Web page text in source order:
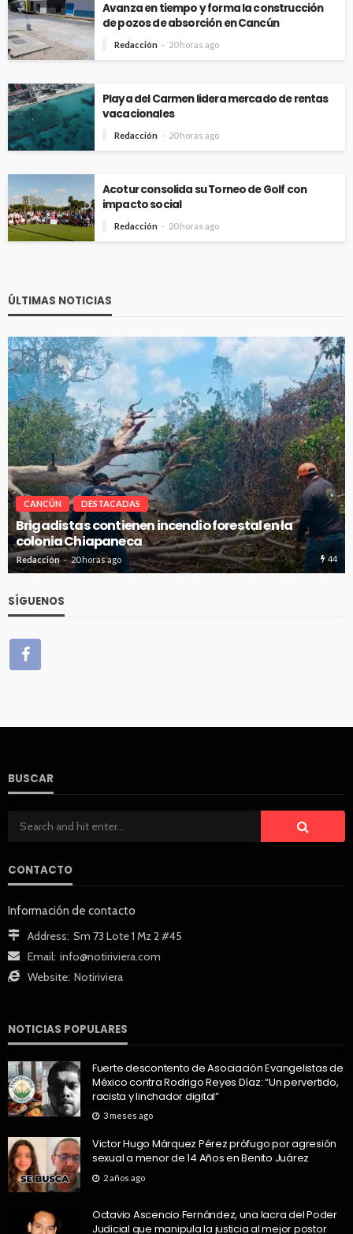
Avanza en tiempo y forma la construcción
de pozos de absorción en Cancún
Redacción 20 horas ago
Playa del Carmen lidera mercado de rentas
vacacionales
Redacción 20 horas ago
Acotur consolida su Torneo de Golf con
impacto social
Redacción 20 horas ago
ÚLTIMAS NOTICIAS
CANCÚN DESTACADAS
Brigadistas contienen incendio forestal en la
colonia Chiapaneca
Redacción 20 horas ago 44
SÍGUENOS
BUSCAR
CONTACTO
Información de contacto
Address: Sm 73 Lote 1 Mz 2 #45
Email: info@notiriviera.com
Website: Notiriviera
NOTICIAS POPULARES
Fuerte descontento de Asociación Evangelistas de
México contra Rodrigo Reyes Díaz: “Un pervertido,
racista y linchador digital”
3 meses ago
Victor Hugo Márquez Pérez prófugo por agresión
sexual a menor de 14 Años en Benito Juárez
2 años ago
Octavio Ascencio Fernández, una lacra del Poder
Judicial que manipula la justicia al mejor postor